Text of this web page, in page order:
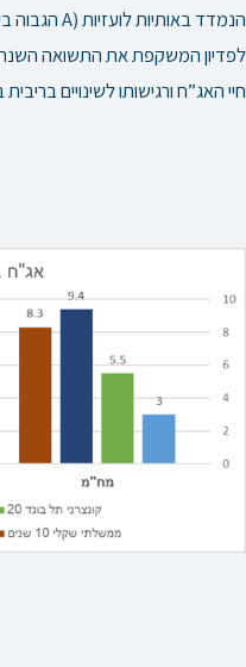
לפדיון המשקפת את התשואה
חיי האג”ח ורגישותו לשינויים
תשואות
תשואות